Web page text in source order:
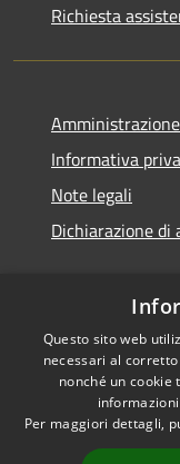
Richiesta
Informativa
Note legali
Dichiarazione di
RSS
Accessibilità
Questo sito web
necessari al
nonché un
Per maggiori dettagli,